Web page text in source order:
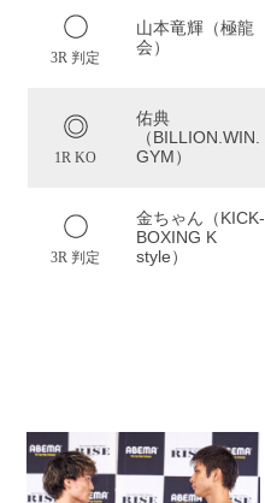
3R 判定
山本竜輝（極龍
会）
1R KO
佑典
（BILLION.WIN.
GYM）
3R 判定
金ちゃん（KICK-
BOXING K
style）